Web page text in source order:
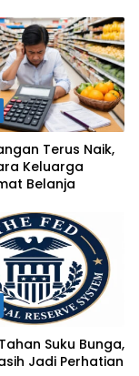
Terus Naik,
Keluarga
Belanja
Suku Bunga,
Jadi Perhatian